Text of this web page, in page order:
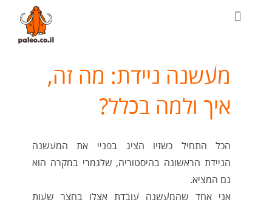
מעשנה ניידת: מה זה,
איך ולמה בכלל?
הכל התחיל כשזיו הציג בפניי את המעשנה
הניידת הראשונה בהיסטוריה, שלגמרי במקרה הוא
גם המציא.
אני אחד שהמעשנה עובדת אצלו בחצר שעות